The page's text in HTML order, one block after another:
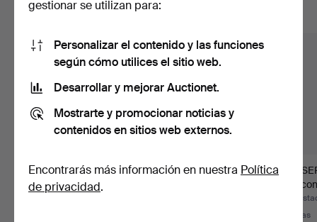
WIWEN NILSSON.
Pulsera, plata de ley,
PULSERA ORO
18K
calad…
3 pujas
gestionar se utilizan para:
Personalizar el contenido y las funciones
según cómo utilices el sitio web.
Desarrollar y mejorar Auctionet.
Mostrarte y promocionar noticias y
contenidos en sitios web externos.
Encontrarás más información en nuestra Política
de privacidad.